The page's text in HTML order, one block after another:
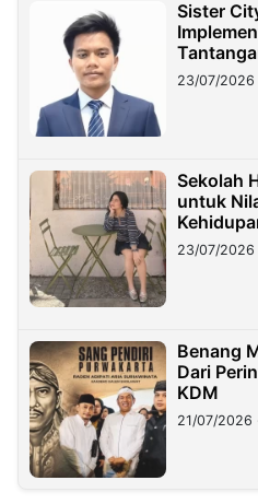
Sister
23/07/
Sekolah
untuk
23/07/2026
Benang
Dari
KDM
21/07/2026